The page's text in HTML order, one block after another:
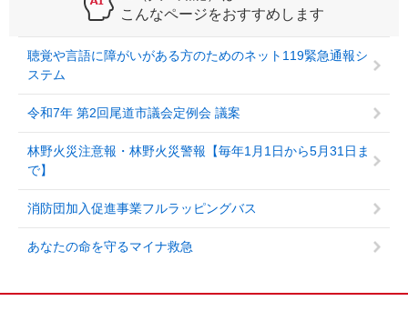
こんなページをおすすめします
聴覚や言語に障がいがある方のためのネット119緊急通報シ
ステム
令和7年 第2回尾道市議会定例会 議案
林野火災注意報・林野火災警報【毎年1月1日から5月31日ま
で】
消防団加入促進事業フルラッピングバス
あなたの命を守るマイナ救急